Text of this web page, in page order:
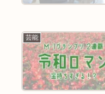
芸能